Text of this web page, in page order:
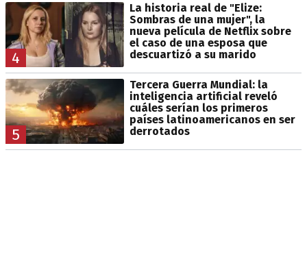
4
La historia real de "Elize:
Sombras de una mujer", la
nueva película de Netflix sobre
el caso de una esposa que
descuartizó a su marido
5
Tercera Guerra Mundial: la
inteligencia artificial reveló
cuáles serían los primeros
países latinoamericanos en ser
derrotados